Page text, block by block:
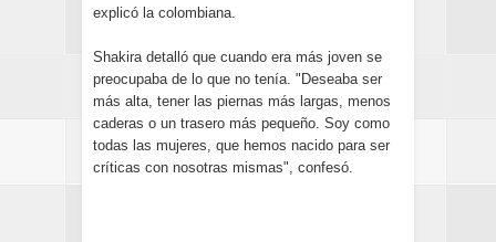
explicó la colombiana.
Shakira detalló que cuando era más joven se
preocupaba de lo que no tenía. "Deseaba ser
más alta, tener las piernas más largas, menos
caderas o un trasero más pequeño. Soy como
todas las mujeres, que hemos nacido para ser
críticas con nosotras mismas", confesó.